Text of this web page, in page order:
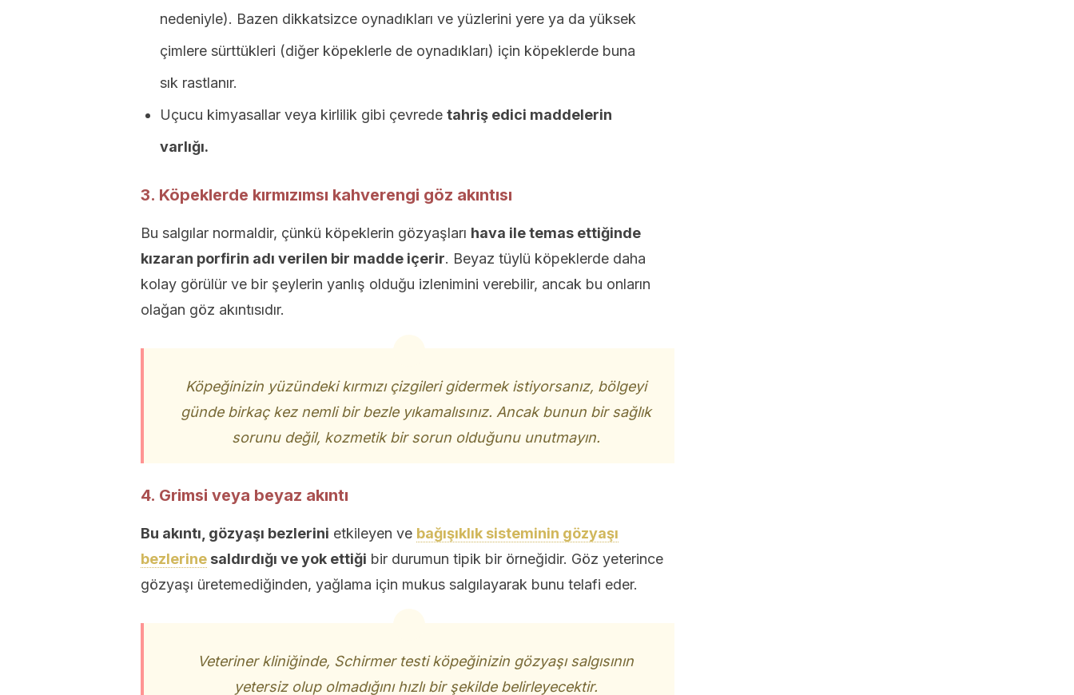
nedeniyle). Bazen dikkatsizce oynadıkları ve yüzlerini yere ya da yüksek
çimlere sürttükleri (diğer köpeklerle de oynadıkları) için köpeklerde buna
sık rastlanır.
Uçucu kimyasallar veya kirlilik gibi çevrede tahriş edici maddelerin
varlığı.
3. Köpeklerde kırmızımsı kahverengi göz akıntısı
Bu salgılar normaldir, çünkü köpeklerin gözyaşları hava ile temas ettiğinde
kızaran porfirin adı verilen bir madde içerir. Beyaz tüylü köpeklerde daha
kolay görülür ve bir şeylerin yanlış olduğu izlenimini verebilir, ancak bu onların
olağan göz akıntısıdır.
Köpeğinizin yüzündeki kırmızı çizgileri gidermek istiyorsanız, bölgeyi
günde birkaç kez nemli bir bezle yıkamalısınız. Ancak bunun bir sağlık
sorunu değil, kozmetik bir sorun olduğunu unutmayın.
4. Grimsi veya beyaz akıntı
Bu akıntı, gözyaşı bezlerini etkileyen ve bağışıklık sisteminin gözyaşı
bezlerine saldırdığı ve yok ettiği bir durumun tipik bir örneğidir. Göz yeterince
gözyaşı üretemediğinden, yağlama için mukus salgılayarak bunu telafi eder.
Veteriner kliniğinde, Schirmer testi köpeğinizin gözyaşı salgısının
yetersiz olup olmadığını hızlı bir şekilde belirleyecektir.